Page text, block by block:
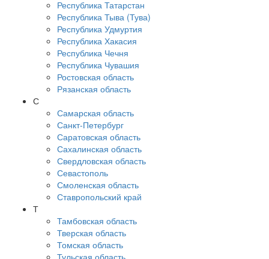
Республика Татарстан
Республика Тыва (Тува)
Республика Удмуртия
Республика Хакасия
Республика Чечня
Республика Чувашия
Ростовская область
Рязанская область
С
Самарская область
Санкт-Петербург
Саратовская область
Сахалинская область
Свердловская область
Севастополь
Смоленская область
Ставропольский край
Т
Тамбовская область
Тверская область
Томская область
Тульская область